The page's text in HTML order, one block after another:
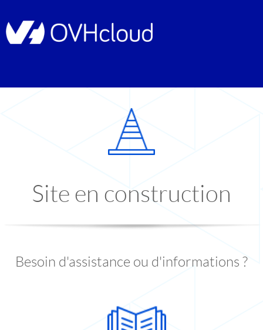
Site en construction
Besoin d'assistance ou d'informations ?